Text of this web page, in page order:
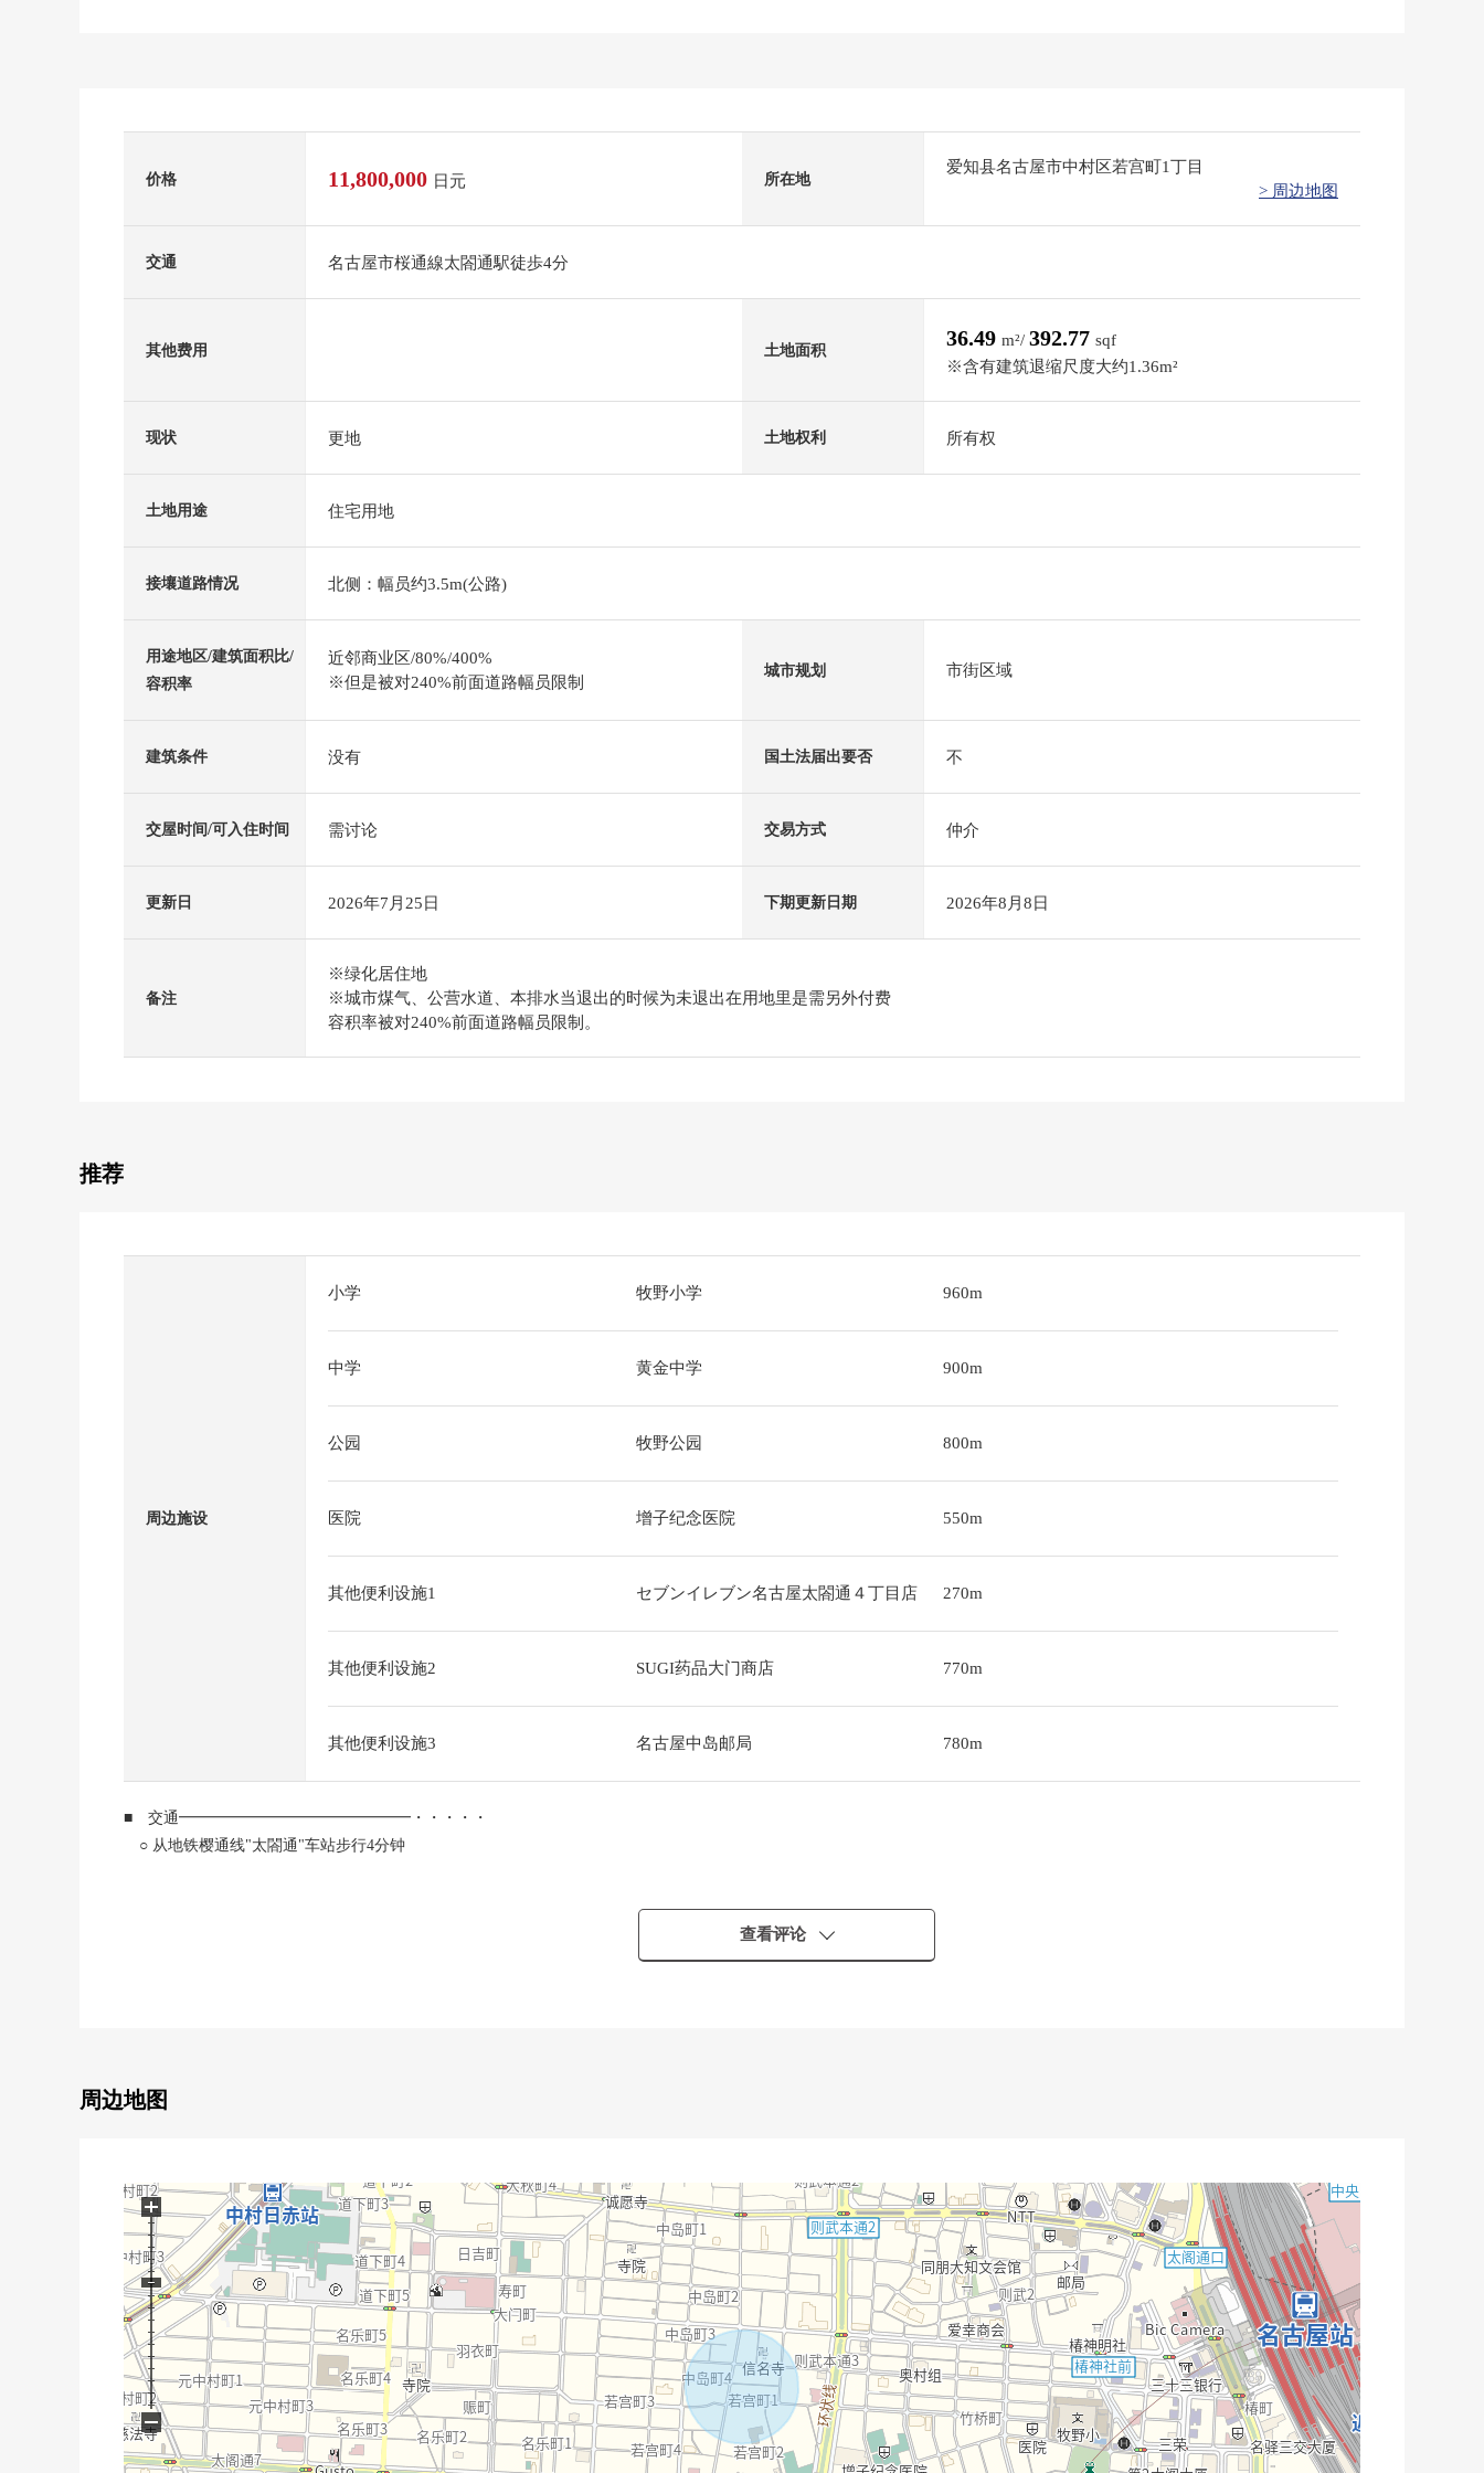
价格 11,800,000 日元 所在地
爱知县名古屋市中村区若宫町1丁目
> 周边地图
交通 名古屋市桜通線太閤通駅徒歩4分
其他费用 土地面积 36.49 m²/ 392.77 sqf
※含有建筑退缩尺度大约1.36m²
现状 更地 土地权利 所有权
土地用途 住宅用地
接壤道路情况 北侧：幅员约3.5m(公路)
用途地区/建筑面积比/
容积率
近邻商业区/80%/400%
※但是被对240%前面道路幅员限制
城市规划 市街区域
建筑条件 没有 国土法届出要否 不
交屋时间/可入住时间 需讨论 交易方式 仲介
更新日 2026年7月25日 下期更新日期 2026年8月8日
备注
※绿化居住地
※城市煤气、公营水道、本排水当退出的时候为未退出在用地里是需另外付费
容积率被对240%前面道路幅员限制。
推荐
周边施设
小学 牧野小学 960m
中学 黄金中学 900m
公园 牧野公园 800m
医院 增子纪念医院 550m
其他便利设施1 セブンイレブン名古屋太閤通４丁目店 270m
其他便利设施2 SUGI药品大门商店 770m
其他便利设施3 名古屋中岛邮局 780m
■ 交通━━━━━━━━━━━━━━━・・・・・
○ 从地铁樱通线"太閤通"车站步行4分钟
查看评论
周边地图
+
−